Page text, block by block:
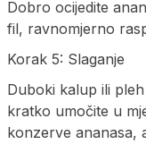
Dobro ocijedite
fil, ravnomjerno
Korak 5: Slaganje
Duboki kalup ili
kratko umočite u
konzerve ananasa,